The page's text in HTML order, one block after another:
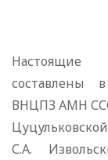
Настоящие
составлены
ВНЦПЗ АМН
С.А.